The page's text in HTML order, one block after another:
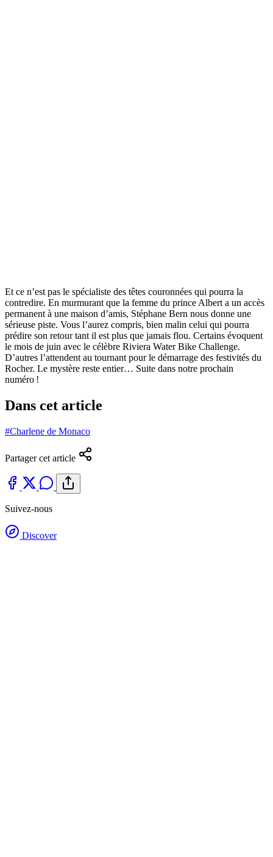
Et ce n’est pas le spécialiste des têtes couronnées qui pourra la
contredire. En murmurant que la femme du prince Albert a un accès
permanent à une maison d’amis, Stéphane Bern nous donne une
sérieuse piste. Vous l’aurez compris, bien malin celui qui pourra
prédire son retour tant il est plus que jamais flou. Certains évoquent
le mois de juin avec le célèbre Riviera Water Bike Challenge.
D’autres l’attendent au tournant pour le démarrage des festivités du
Rocher. Le mystère reste entier… Suite dans notre prochain
numéro !
Dans cet article
#Charlene de Monaco
Partager cet article
Suivez-nous
Discover